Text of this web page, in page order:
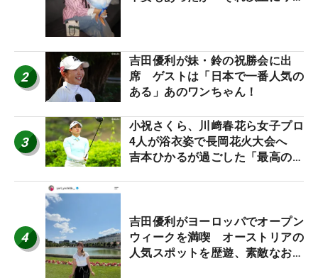
2
吉田優利が妹・鈴の祝勝会に出
席 ゲストは「日本で一番人気の
ある」あのワンちゃん！
3
小祝さくら、川﨑春花ら女子プロ
4人が浴衣姿で長岡花火大会へ
吉本ひかるが過ごした「最高の夏
4
吉田優利がヨーロッパでオープン
ウィークを満喫 オーストリアの
人気スポットを歴遊、素敵なお土